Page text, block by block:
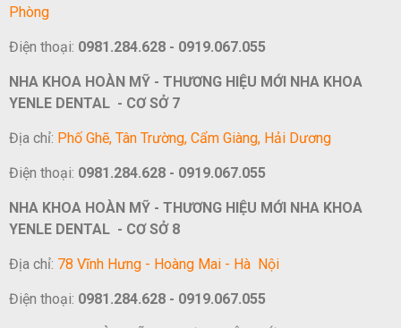
Phòng
Điện thoại: 0981.284.628 - 0919.067.055
NHA KHOA HOÀN MỸ - THƯƠNG HIỆU MỚI NHA KHOA
YENLE DENTAL - CƠ SỞ 7
Địa chỉ: Phố Ghẽ, Tân Trường, Cẩm Giàng, Hải Dương
Điện thoại: 0981.284.628 - 0919.067.055
NHA KHOA HOÀN MỸ - THƯƠNG HIỆU MỚI NHA KHOA
YENLE DENTAL - CƠ SỞ 8
Địa chỉ: 78 Vĩnh Hưng - Hoàng Mai - Hà Nội
Điện thoại: 0981.284.628 - 0919.067.055